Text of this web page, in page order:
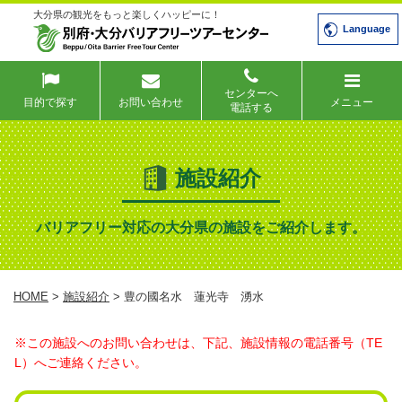
大分県の観光をもっと楽しくハッピーに！
Language
目的で探す お問い合わせ
センターへ
電話する
メニュー
施設紹介
バリアフリー対応の大分県の施設をご紹介します。
HOME > 施設紹介 > 豊の國名水 蓮光寺 湧水
※この施設へのお問い合わせは、下記、施設情報の電話番号（TE
L）へご連絡ください。